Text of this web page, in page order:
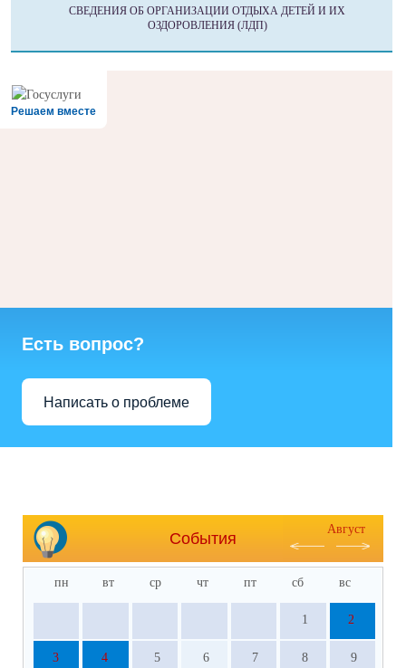
СВЕДЕНИЯ ОБ ОРГАНИЗАЦИИ ОТДЫХА ДЕТЕЙ И ИХ
ОЗДОРОВЛЕНИЯ (ЛДП)
Решаем вместе
Есть вопрос?
Написать о проблеме
События
Август
пн вт ср чт пт сб вс
1 2
3 4 5 6 7 8 9